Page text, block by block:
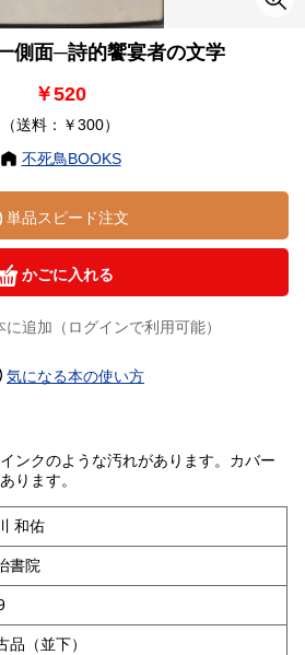
側面─詩的饗宴者の文学
￥520
（送料：￥300）
不死鳥BOOKS
単品スピード注文
かごに入れる
追加（ログインで利用可能）
気になる本の使い方
ンクのような汚れがあります。カバー
ります。
和佑
書院
品（並下）